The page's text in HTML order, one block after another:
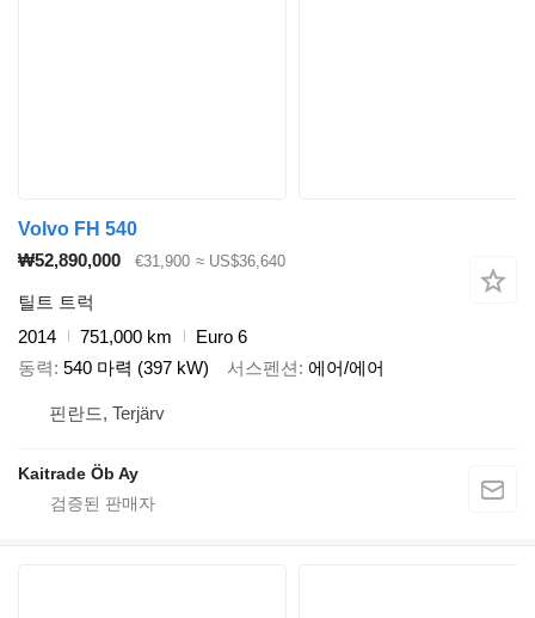
Volvo FH 540
₩52,890,000
€31,900 ≈ US$36,640
틸트 트럭
2014
751,000 km
Euro 6
동력 540 마력 (397 kW) 서스펜션 에어/에어
핀란드, Terjärv
Kaitrade Öb Ay